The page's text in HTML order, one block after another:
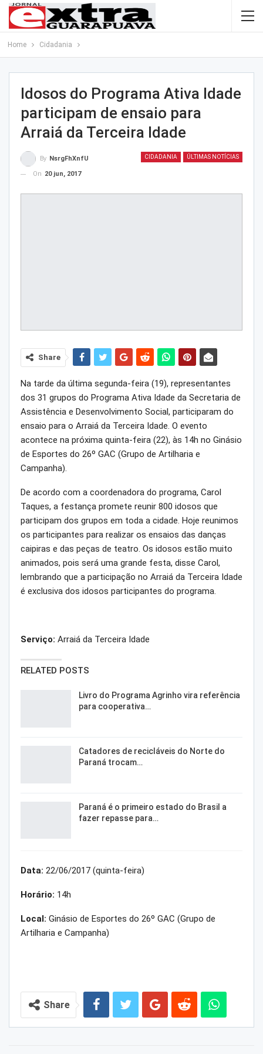
Home Cidadania
Idosos do Programa Ativa Idade
participam de ensaio para
Arraiá da Terceira Idade
CIDADANIA ÚLTIMAS NOTÍCIAS
By NsrgFhXnfU
On 20 jun, 2017
Share
Na tarde da última segunda-feira (19), representantes
dos 31 grupos do Programa Ativa Idade da Secretaria de
Assistência e Desenvolvimento Social, participaram do
ensaio para o Arraiá da Terceira Idade. O evento
acontece na próxima quinta-feira (22), às 14h no Ginásio
de Esportes do 26º GAC (Grupo de Artilharia e
Campanha).
De acordo com a coordenadora do programa, Carol
Taques, a festança promete reunir 800 idosos que
participam dos grupos em toda a cidade. Hoje reunimos
os participantes para realizar os ensaios das danças
caipiras e das peças de teatro. Os idosos estão muito
animados, pois será uma grande festa, disse Carol,
lembrando que a participação no Arraiá da Terceira Idade
é exclusiva dos idosos participantes do programa.
Serviço: Arraiá da Terceira Idade
RELATED POSTS
Livro do Programa Agrinho vira referência
para cooperativa…
Catadores de recicláveis do Norte do
Paraná trocam…
Paraná é o primeiro estado do Brasil a
fazer repasse para…
Data: 22/06/2017 (quinta-feira)
Horário: 14h
Local: Ginásio de Esportes do 26º GAC (Grupo de
Artilharia e Campanha)
Share